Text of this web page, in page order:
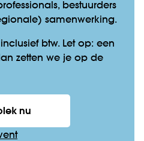
bestuurders
samenwerking.
btw. Let op: een
zetten we je op de
nu